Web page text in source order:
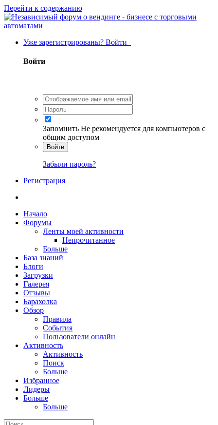
Перейти к содержанию
Уже зарегистрированы? Войти
Войти
Запомнить Не рекомендуется для компьютеров с
общим доступом
Войти
Забыли пароль?
Регистрация
Начало
Форумы
Ленты моей активности
Непрочитанное
Больше
База знаний
Блоги
Загрузки
Галерея
Отзывы
Барахолка
Обзор
Правила
События
Пользователи онлайн
Активность
Активность
Поиск
Больше
Избранное
Лидеры
Больше
Больше